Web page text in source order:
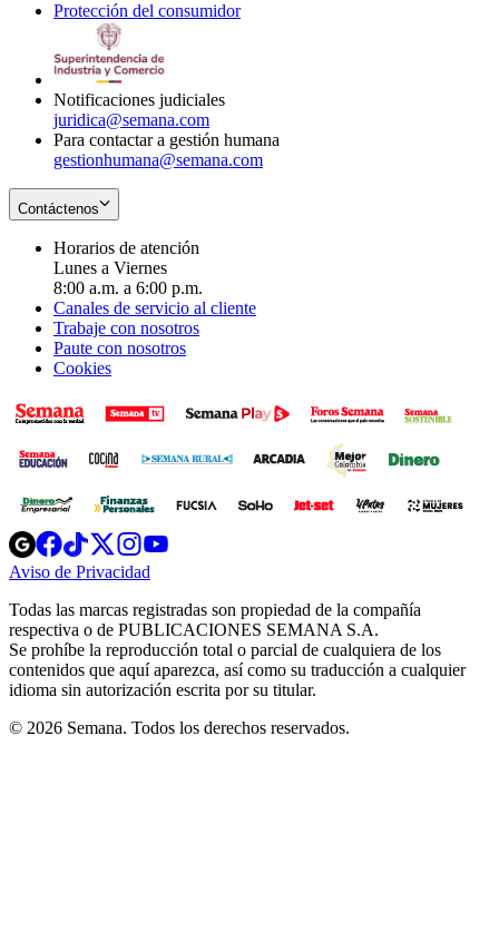
window
newin
Protección del consumidorOpens
Notificaciones judiciales
juridica@semana.com
Para contactar a gestión humana
gestionhumana@semana.com
Contáctenos
Horarios de atención
Lunes a Viernes
8:00 a.m. a 6:00 p.m.
Canales de servicio al cliente
Trabaje con nosotros
Paute con nosotros
Cookies
Opens
in
new
Opens
in
new
Opens
in
new
window
Opens
new
windowwindow
Aviso de Privacidad
new
window
Todas las marcas registradas son propiedad de la compañía
respectiva o de PUBLICACIONES SEMANA S.A.
Se prohíbe la reproducción total o parcial de cualquiera de los
contenidos que aquí aparezca, así como su traducción a cualquier
idioma sin autorización escrita por su titular.
© 2026 Semana. Todos los derechos reservados.